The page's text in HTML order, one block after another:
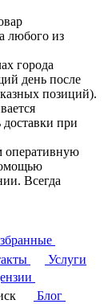
любого из
города
день после
позиций).
доставки при
оперативную
Всегда
Услуги
Блог